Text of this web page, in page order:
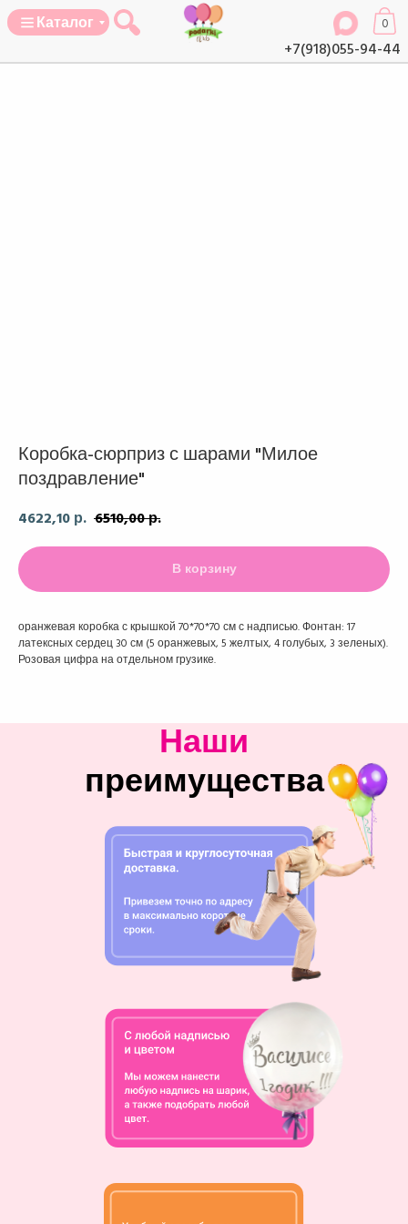
+7(918)055-94-44
0
Каталог
Коробка-сюрприз с шарами "Милое
поздравление"
4622,10 р. 6510,00р.
В корзину
оранжевая коробка с крышкой 70*70*70 см с надписью. Фонтан: 17
латексных сердец 30 см (5 оранжевых, 5 желтых, 4 голубых, 3 зеленых).
Розовая цифра на отдельном грузике.
Наши
преимущества